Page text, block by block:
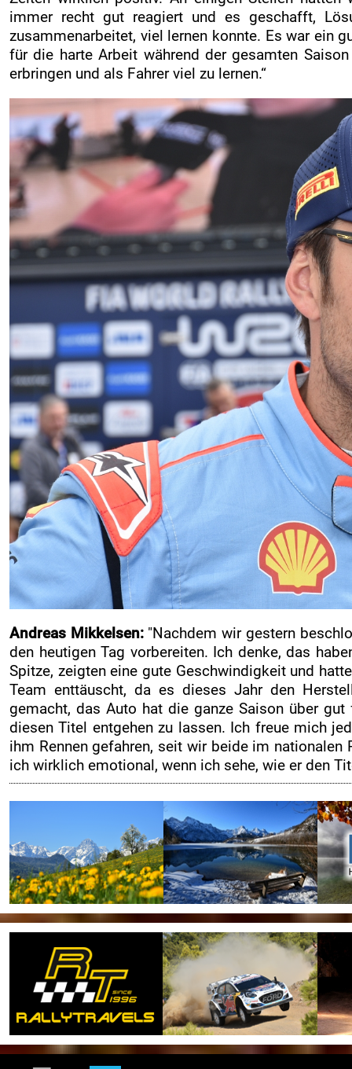
immer recht gut reagiert und es geschafft,
zusammenarbeitet, viel lernen konnte. Es war ein
für die harte Arbeit während der gesamten
erbringen und als Fahrer viel zu lernen.“
Andreas Mikkelsen: "Nachdem wir gestern
den heutigen Tag vorbereiten. Ich denke, das
Spitze, zeigten eine gute Geschwindigkeit und
Team enttäuscht, da es dieses Jahr den
gemacht, das Auto hat die ganze Saison über
diesen Titel entgehen zu lassen. Ich freue mich
ihm Rennen gefahren, seit wir beide im
ich wirklich emotional, wenn ich sehe, wie er den